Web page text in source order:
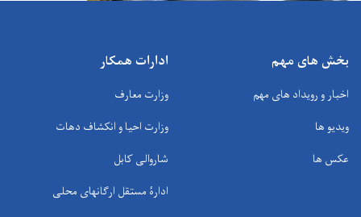
بخش های مهم
اخبار و رویداد های مهم
ویدیو ها
عکس ها
ادارات همکار
وزارت معارف
وزارت احیا و انکشاف دهات
شاروالی کابل
ادارۀ مستقل ارگانهای محلی